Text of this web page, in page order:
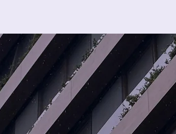
Inversiones
Encuentra tu